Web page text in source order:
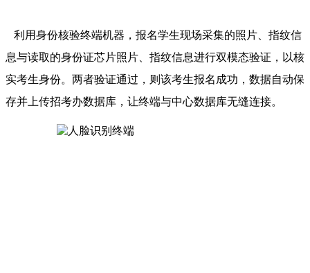
利用身份核验终端机器，报名学生现场采集的照片、指纹信
息与读取的身份证芯片照片、指纹信息进行双模态验证，以核
实考生身份。两者验证通过，则该考生报名成功，数据自动保
存并上传招考办数据库，让终端与中心数据库无缝连接。